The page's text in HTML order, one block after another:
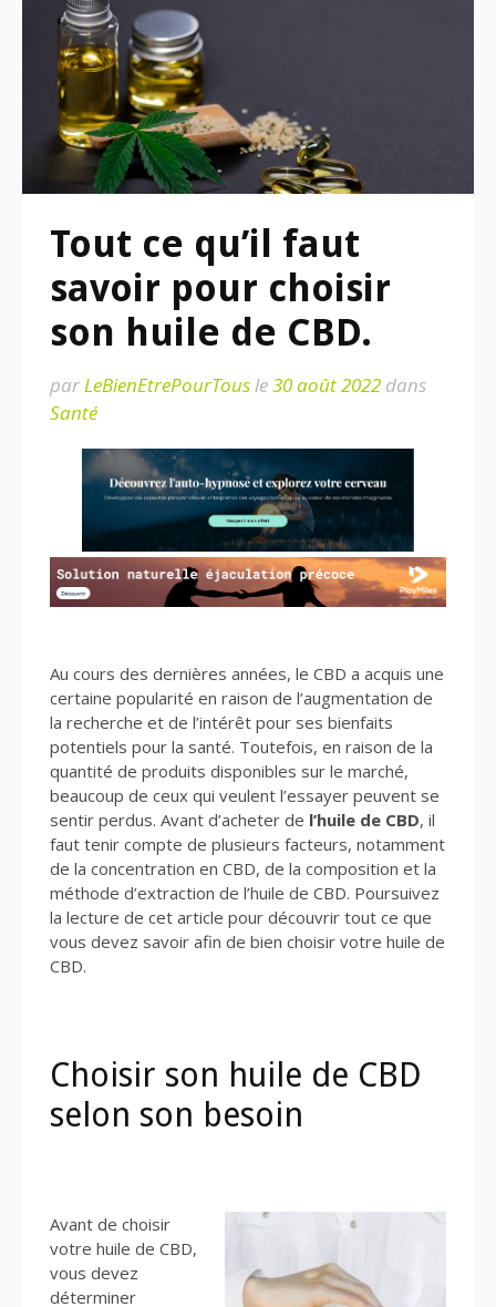
Tout ce qu’il faut
savoir pour choisir
son huile de CBD.
parLeBienEtrePourTousle30 août 2022 dans
Santé
Au cours des dernières années, le CBD a acquis une
certaine popularité en raison de l’augmentation de
la recherche et de l’intérêt pour ses bienfaits
potentiels pour la santé. Toutefois, en raison de la
quantité de produits disponibles sur le marché,
beaucoup de ceux qui veulent l’essayer peuvent se
sentir perdus. Avant d’acheter de l’huile de CBD, il
faut tenir compte de plusieurs facteurs, notamment
de la concentration en CBD, de la composition et la
méthode d’extraction de l’huile de CBD. Poursuivez
la lecture de cet article pour découvrir tout ce que
vous devez savoir afin de bien choisir votre huile de
CBD.
Choisir son huile de CBD
selon son besoin
Avant de choisir
votre huile de CBD,
vous devez
déterminer